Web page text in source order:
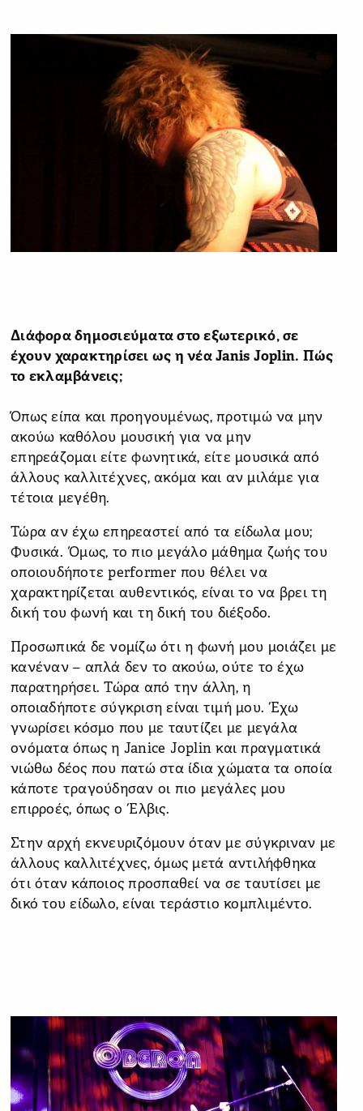
Διάφορα δημοσιεύματα στο εξωτερικό, σε
έχουν χαρακτηρίσει ως η νέα Janis Joplin. Πώς
το εκλαμβάνεις;
Όπως είπα και προηγουμένως, προτιμώ να μην
ακούω καθόλου μουσική για να μην
επηρεάζομαι είτε φωνητικά, είτε μουσικά από
άλλους καλλιτέχνες, ακόμα και αν μιλάμε για
τέτοια μεγέθη.
Τώρα αν έχω επηρεαστεί από τα είδωλα μου;
Φυσικά. Όμως, το πιο μεγάλο μάθημα ζωής του
οποιουδήποτε performer που θέλει να
χαρακτηρίζεται αυθεντικός, είναι το να βρει τη
δική του φωνή και τη δική του διέξοδο.
Προσωπικά δε νομίζω ότι η φωνή μου μοιάζει με
κανέναν – απλά δεν το ακούω, ούτε το έχω
παρατηρήσει. Τώρα από την άλλη, η
οποιαδήποτε σύγκριση είναι τιμή μου. Έχω
γνωρίσει κόσμο που με ταυτίζει με μεγάλα
ονόματα όπως η Janice Joplin και πραγματικά
νιώθω δέος που πατώ στα ίδια χώματα τα οποία
κάποτε τραγούδησαν οι πιο μεγάλες μου
επιρροές, όπως ο Έλβις.
Στην αρχή εκνευριζόμουν όταν με σύγκριναν με
άλλους καλλιτέχνες, όμως μετά αντιλήφθηκα
ότι όταν κάποιος προσπαθεί να σε ταυτίσει με
δικό του είδωλο, είναι τεράστιο κομπλιμέντο.